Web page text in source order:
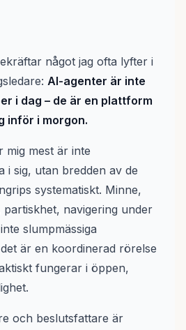
något jag ofta lyfter i
AI-agenter är inte
i dag – de är en plattform
inför i morgon.
mig mest är inte
i sig, utan bredden av de
systematiskt. Minne,
navigering under
slumpmässiga
är en koordinerad rörelse
fungerar i öppen,
och beslutsfattare är